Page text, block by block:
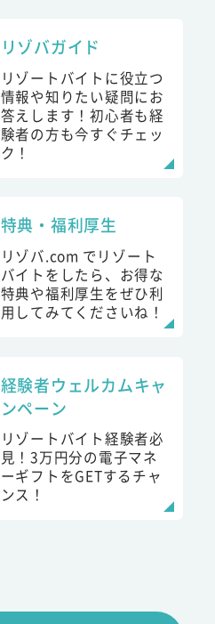
リゾバガイド
リゾートバイトに役立つ
情報や知りたい疑問にお
答えします！初心者も経
験者の方も今すぐチェッ
ク！
特典・福利厚生
リゾバ.com でリゾート
バイトをしたら、お得な
特典や福利厚生をぜひ利
用してみてくださいね！
経験者ウェルカムキャ
ンペーン
リゾートバイト経験者必
見！3万円分の電子マネ
ーギフトをGETするチャ
ンス！